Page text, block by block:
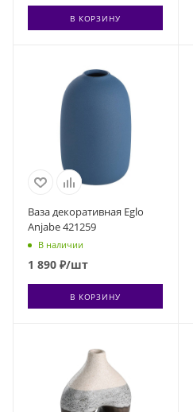
В КОРЗИНУ
Ваза декоративная Eglo
Anjabe 421259
В наличии
1 890 ₽/шт
В КОРЗИНУ